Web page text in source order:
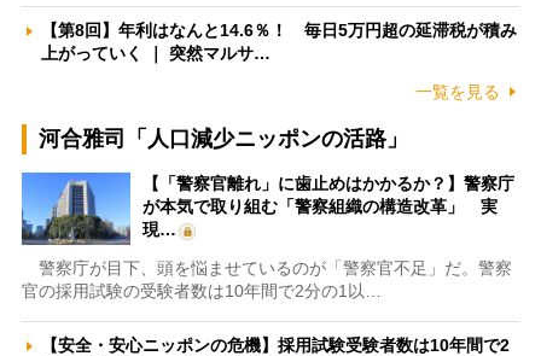
【第8回】年利はなんと14.6％！ 毎日5万円超の延滞税が積み
上がっていく ｜ 突然マルサ…
一覧を見る
河合雅司「人口減少ニッポンの活路」
【「警察官離れ」に歯止めはかかるか？】警察庁
が本気で取り組む「警察組織の構造改革」 実
現…
警察庁が目下、頭を悩ませているのが「警察官不足」だ。警察
官の採用試験の受験者数は10年間で2分の1以…
【安全・安心ニッポンの危機】採用試験受験者数は10年間で2